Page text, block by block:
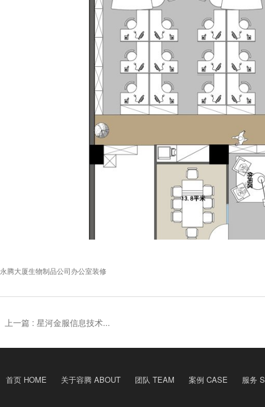
永腾大厦生物制品公司办公室装修
上一篇 : 星河金服信息技术...
首页 HOME 关于容腾 ABOUT 团队 TEAM 案例 CASE 服务